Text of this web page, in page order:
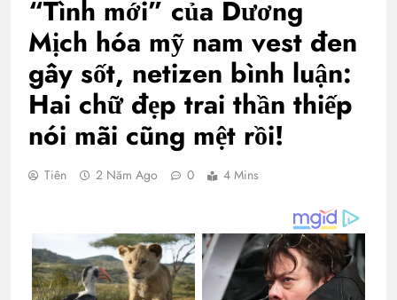
“Tình mới” của Dương
Mịch hóa mỹ nam vest đen
gây sốt, netizen bình luận:
Hai chữ đẹp trai thần thiếp
nói mãi cũng mệt rồi!
Tiên 2 Năm Ago 0 4 Mins